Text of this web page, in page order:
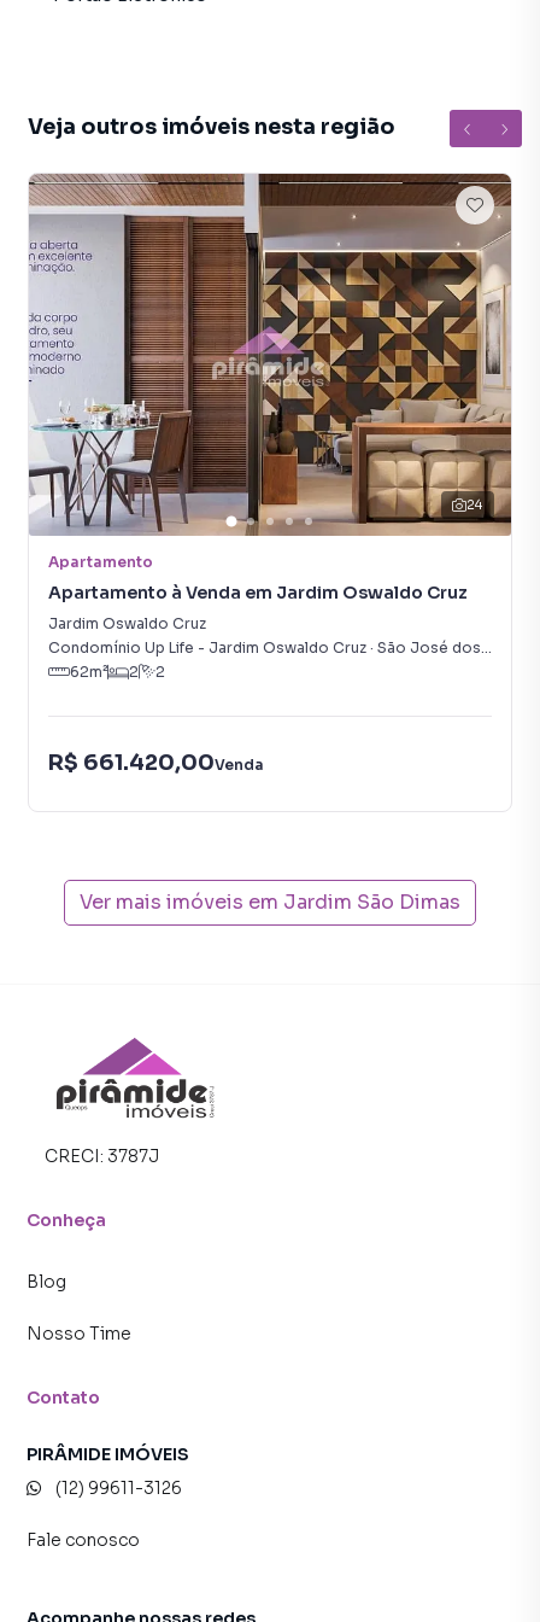
Veja outros imóveis nesta região
24
Apartamento
Apartamento à Venda em Jardim Oswaldo Cruz
Jardim Oswaldo Cruz
Condomínio Up Life - Jardim Oswaldo Cruz · São José dos Campos
62m² 2 2
R$ 661.420,00Venda
Ver mais imóveis em Jardim São Dimas
CRECI: 3787J
Conheça
Blog
Nosso Time
Contato
PIRÂMIDE IMÓVEIS
(12) 99611-3126
Fale conosco